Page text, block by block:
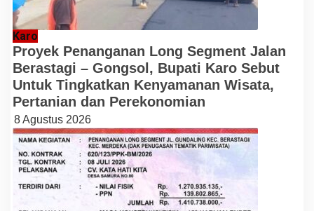
Karo
Proyek Penanganan Long Segment Jalan
Berastagi – Gongsol, Bupati Karo Sebut
Untuk Tingkatkan Kenyamanan Wisata,
Pertanian dan Perekonomian
8 Agustus 2026